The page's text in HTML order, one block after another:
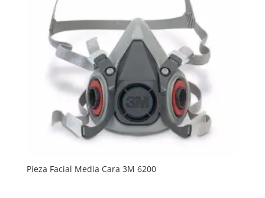
Pieza Facial Media Cara 3M 6200